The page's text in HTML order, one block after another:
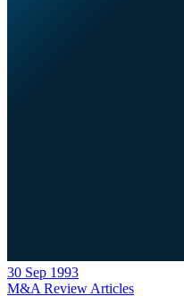
30 Sep 1993
M&A Review Articles